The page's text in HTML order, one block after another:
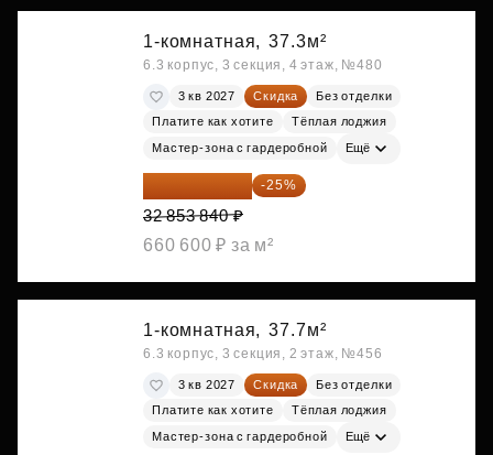
1-комнатная, 37.3м²
6.3 корпус, 3 секция, 4 этаж, №480
3 кв 2027 Скидка
Без отделки
Платите как хотите
Тёплая лоджия
Мастер-зона с гардеробной Ещё
24 640 380 ₽ -25%
32 853 840 ₽
660 600 ₽ за м²
1-комнатная, 37.7м²
6.3 корпус, 3 секция, 2 этаж, №456
3 кв 2027 Скидка
Без отделки
Платите как хотите
Тёплая лоджия
Мастер-зона с гардеробной Ещё